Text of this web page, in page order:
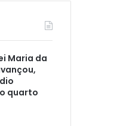
Maria da
quarto